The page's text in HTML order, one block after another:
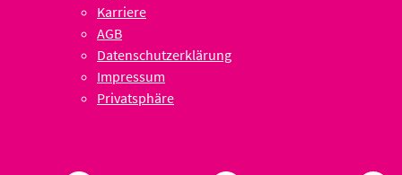
Karriere
AGB
Datenschutzerklärung
Impressum
Privatsphäre